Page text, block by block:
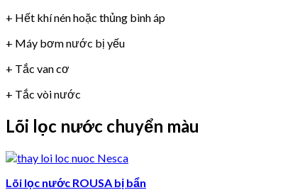
+ Hết khí nén hoặc thủng bình áp
+ Máy bơm nước bị yếu
+ Tắc van cơ
+ Tắc vòi nước
Lõi lọc nước chuyển màu
Lõi lọc nước ROUSA bị bẩn